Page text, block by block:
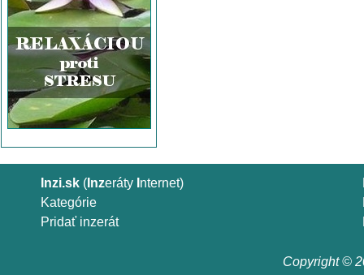
Inzi.sk ( Inzeráty nternet)
Kategórie
Pridať inzerát
Copyright ©